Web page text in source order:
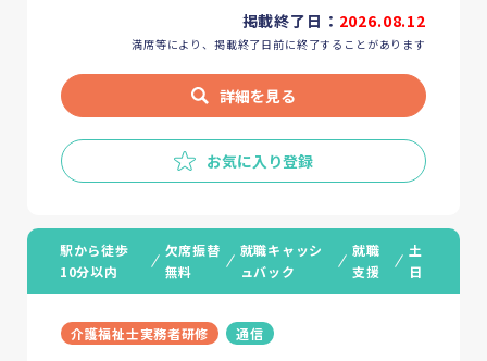
掲載終了日： 2026.08.12
満席等により、掲載終了日前に終了することがあります
詳細を見る
お気に入り登録
駅から徒歩
10分以内
欠席振替
無料
就職キャッシ
ュバック
就職
支援
土
日
介護福祉士実務者研修 通信